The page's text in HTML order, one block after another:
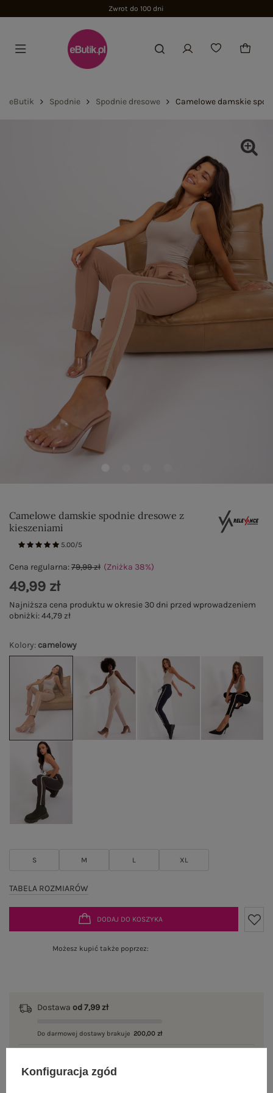
eButik Spodnie Spodnie dresowe Camelowe damskie
Camelowe damskie spodnie dresowe z
kieszeniami
5.00/5
Kolory: camelowy
S M L XL
TABELA ROZMIARÓW
Cena regularna:79,99 zł (Zniżka 38%)
49,99 zł
Najniższa cena produktu w okresie 30 dni przed wprowadzeniem
obniżki:44,79 zł
DODAJ DO KOSZYKA
Możesz kupić także poprzez:
Dostawa od 7,99 zł
Do darmowej dostawy brakuje 200,00 zł
100 dni na zwrot
Konfiguracja zgód